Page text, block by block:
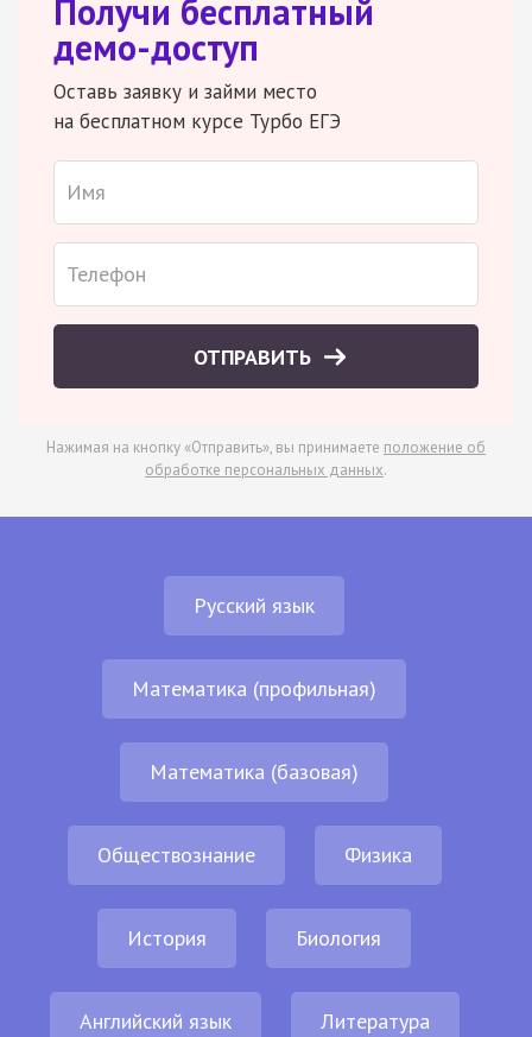
Получи бесплатный
демо-доступ
Оставь заявку и займи место
на бесплатном курсе Турбо ЕГЭ
ОТПРАВИТЬ
Нажимая на кнопку «Отправить», вы принимаете положение об
обработке персональных данных.
Русский язык
Математика (профильная)
Математика (базовая)
Обществознание Физика
История Биология
Английский язык Литература